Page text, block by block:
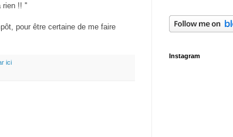
rien !! ''
pour être certaine de me faire
ici
Instagram